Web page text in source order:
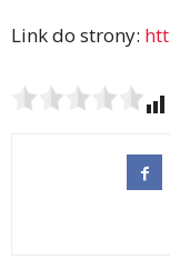
Link do strony: